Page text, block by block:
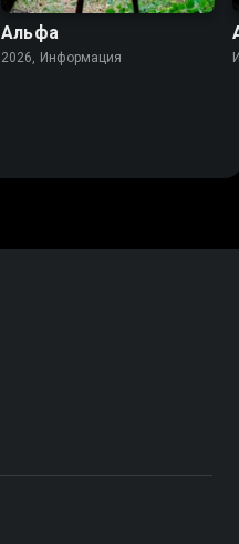
Альфа
2026, Информация